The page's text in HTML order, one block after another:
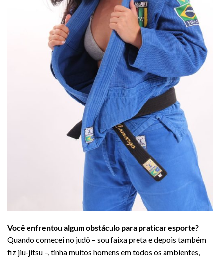
Você enfrentou algum obstáculo para praticar esporte?
Quando comecei no judô – sou faixa preta e depois também
fiz jiu-jitsu –, tinha muitos homens em todos os ambientes,